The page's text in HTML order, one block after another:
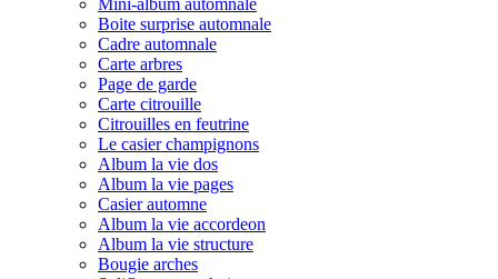
Mini-album automnale
Boite surprise automnale
Cadre automnale
Carte arbres
Page de garde
Carte citrouille
Citrouilles en feutrine
Le casier champignons
Album la vie dos
Album la vie pages
Casier automne
Album la vie accordeon
Album la vie structure
Bougie arches